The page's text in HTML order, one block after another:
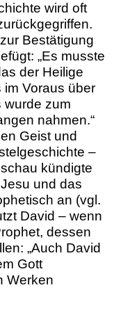
wird oft
Bestätigung
„Es musste
der Heilige
Voraus über
wurde zum
nahmen.“
Geist und
–
kündigte
und das
an (vgl.
David – wenn
dessen
„Auch David
Gott
Werken